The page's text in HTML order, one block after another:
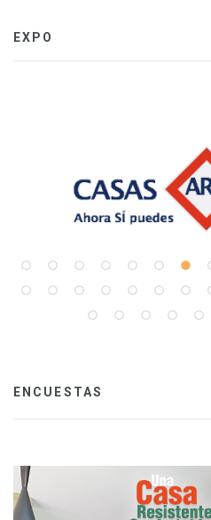
EXPO
ENCUESTAS